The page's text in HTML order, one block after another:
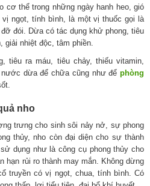
cơ thể trong những ngày hanh heo, gió
ngọt, tính bình, là một vị thuốc gọi là
đói. Dừa có tác dụng khử phong, tiêu
nhiệt độc, tâm phiền.
tiêu ra máu, tiêu chảy, thiếu vitamin,
dừa để chữa cũng như để phòng
nho
trưng cho sinh sôi nảy nở, sự phong
thủy, nho còn đại diện cho sự thành
dụng như là công cụ phong thủy cho
hạn rủi ro thành may mắn. Không dừng
truyền có vị ngọt, chua, tính bình. Có